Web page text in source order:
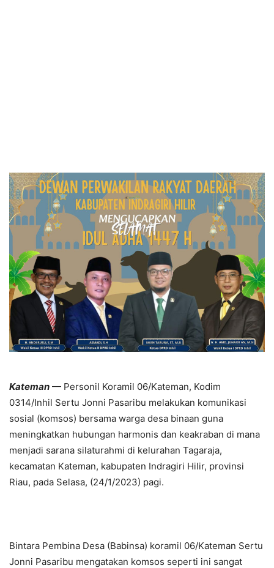
Kateman — Personil Koramil 06/Kateman, Kodim
0314/Inhil Sertu Jonni Pasaribu melakukan komunikasi
sosial (komsos) bersama warga desa binaan guna
meningkatkan hubungan harmonis dan keakraban di mana
menjadi sarana silaturahmi di kelurahan Tagaraja,
kecamatan Kateman, kabupaten Indragiri Hilir, provinsi
Riau, pada Selasa, (24/1/2023) pagi.
Bintara Pembina Desa (Babinsa) koramil 06/Kateman Sertu
Jonni Pasaribu mengatakan komsos seperti ini sangat